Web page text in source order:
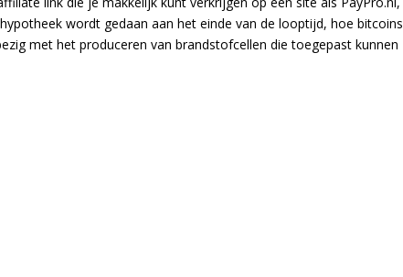
wordt gedaan aan het einde van de looptijd, hoe bitcoins
met het produceren van brandstofcellen die toegepast kunnen